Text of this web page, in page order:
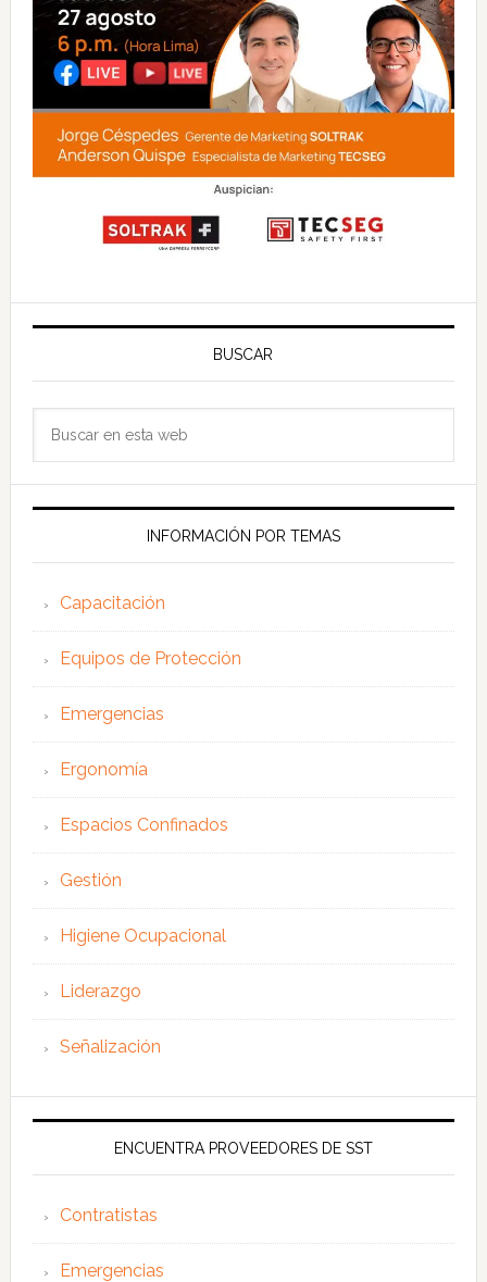
BUSCAR
web
INFORMACIÓN POR TEMAS
Capacitación
Equipos de Protección
Emergencias
Ergonomía
Espacios Confinados
Gestión
Higiene Ocupacional
Liderazgo
Señalización
ENCUENTRA PROVEEDORES DE SST
Contratistas
Emergencias